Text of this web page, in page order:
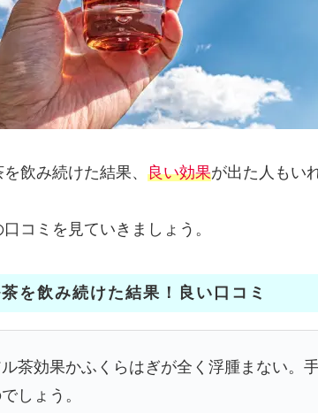
飲み続けた結果、 良い効果が出た人もい
コミを見ていきましょう。
を飲み続けた結果！良い口コミ
茶効果かふくらはぎが全く浮腫まない。
しょう。